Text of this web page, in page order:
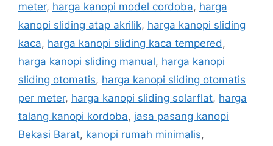
meter, harga kanopi model cordoba, harga
kanopi sliding atap akrilik, harga kanopi sliding
kaca, harga kanopi sliding kaca tempered,
harga kanopi sliding manual, harga kanopi
sliding otomatis, harga kanopi sliding otomatis
per meter, harga kanopi sliding solarflat, harga
talang kanopi kordoba, jasa pasang kanopi
Bekasi Barat, kanopi rumah minimalis,